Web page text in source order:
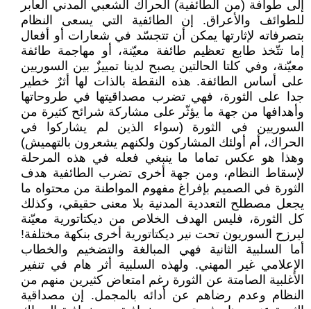
إلى طوأفة (من الطائفية) الحراك الشعبي المدني العابر
للطوائف والأعراق. إن الطائفية التي يسعى النظام
بتصرفاته لإثارتها يمكن أن تتجسّد في شعارات أو أفعال
إما تتّخذ طابع تعظيم طائفة معيّنة، أو مهاجمة طائفة
معيّنة، وفي كلتا الحالتين يصبح لدينا تمييزٌ بين السوريين
على أساس الطائفة. هذه النقطة بالذات لها أثرٌ خطير
جدا على الثورة، فهي تضرب مصداقيتها في طروحاتها
وأهدافها من جهة ما يؤثّر على مشاركة شرائح كثيرة من
السوريين في الثورة (سواء الذين لم يشاركوا في
الحراك، أم أولئك المشاركون ولكنهم يشعرون بالتهميش)
وهذا هو عكس تماما ما ينبغي فعله في هذه المرحلة
لإسقاط النظام، ومن جهة أخرى تضرب الطائفية هدف
الثورة في الصميم بإفراغ مفهوم المواطنة من محتواه ما
يجعل مصطلح التعددية المدنية بلا معنى حقيقي، وكذلك
كل الثورة، فليس الهدف الخلاص من ديكتاتورية معيّنة
ليرزح السوريون تحت نير ديكتاتورية أخرى بنكهة مختلفة!
أما السلبية الثانية فهي المبالغة والتضخيم والخطاب
الإعلامي غير المهني. ولهذه السلبية أثر هام في تنفير
الأغلبية الصامتة عن الثورة رغم امتعاض كثيرين منهم من
النظام وعدم رضاهم عن أدائه بالمجمل. إن مصداقية